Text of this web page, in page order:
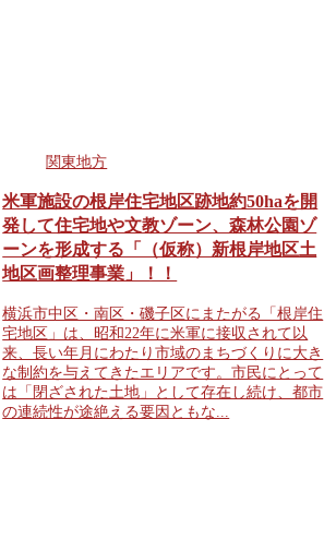
関東地方
米軍施設の根岸住宅地区跡地約50haを開
発して住宅地や文教ゾーン、森林公園ゾ
ーンを形成する「（仮称）新根岸地区土
地区画整理事業」！！
横浜市中区・南区・磯子区にまたがる「根岸住
宅地区」は、昭和22年に米軍に接収されて以
来、長い年月にわたり市域のまちづくりに大き
な制約を与えてきたエリアです。市民にとって
は「閉ざされた土地」として存在し続け、都市
の連続性が途絶える要因ともな...